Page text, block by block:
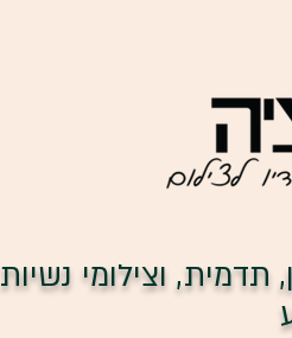
תדמית, וצילומי נשיות